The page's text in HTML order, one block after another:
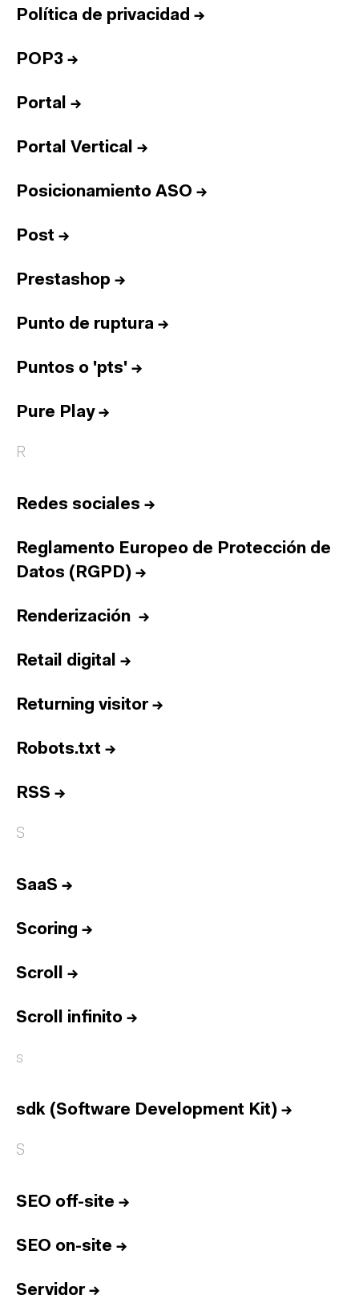
Política de privacidad →
POP3 →
Portal →
Portal Vertical →
Posicionamiento ASO →
Post →
Prestashop →
Punto de ruptura →
Puntos o 'pts' →
Pure Play→
R
Redes sociales →
Reglamento Europeo de Protección de
Datos (RGPD) →
Renderización →
Retail digital →
Returning visitor→
Robots.txt →
RSS →
S
SaaS →
Scoring →
Scroll →
Scroll infinito →
s
sdk (Software Development Kit) →
S
SEO off-site →
SEO on-site →
Servidor→
Inicio
Informes
Sesiones
Premios
English
Legal
Privacidad